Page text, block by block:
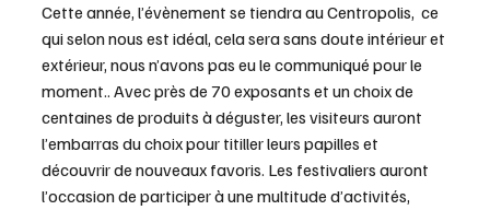
Cette année, l’évènement se tiendra au Centropolis,  ce
qui selon nous est idéal, cela sera sans doute intérieur et
extérieur, nous n’avons pas eu le communiqué pour le
moment.. Avec près de 70 exposants et un choix de
centaines de produits à déguster, les visiteurs auront
l’embarras du choix pour titiller leurs papilles et
découvrir de nouveaux favoris. Les festivaliers auront
l’occasion de participer à une multitude d’activités,